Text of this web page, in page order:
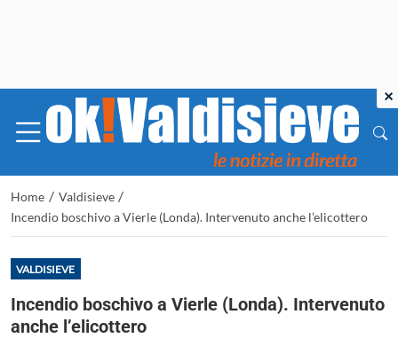
Home / Valdisieve /
Incendio boschivo a Vierle (Londa). Intervenuto anche l’elicottero
VALDISIEVE
Incendio boschivo a Vierle (Londa). Intervenuto
anche l’elicottero
×